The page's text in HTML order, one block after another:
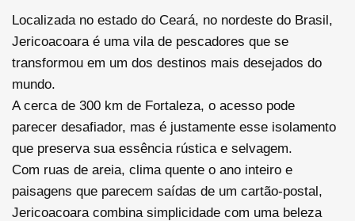
Localizada no estado do Ceará, no nordeste do Brasil,
Jericoacoara é uma vila de pescadores que se
transformou em um dos destinos mais desejados do
mundo.
A cerca de 300 km de Fortaleza, o acesso pode
parecer desafiador, mas é justamente esse isolamento
que preserva sua essência rústica e selvagem.
Com ruas de areia, clima quente o ano inteiro e
paisagens que parecem saídas de um cartão-postal,
Jericoacoara combina simplicidade com uma beleza